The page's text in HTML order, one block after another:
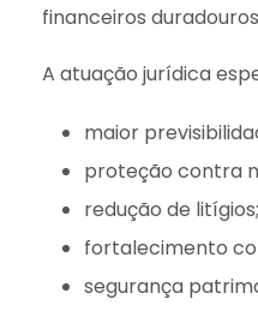
financeiros
A atuação jurídica
maior
proteção contra
redução de litígios;
fortalecimento
segurança